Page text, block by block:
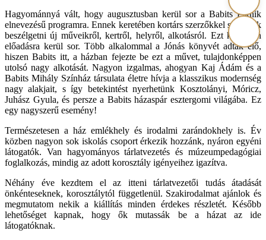
Hagyománnyá vált, hogy augusztusban kerül sor a Babits Piknik
elnevezésű programra. Ennek keretében kortárs szerzőkkel szoktunk
beszélgetni új műveikről, kertről, helyről, alkotásról. Ezt követően
előadásra kerül sor. Több alkalommal a Jónás könyvét adták elő,
hiszen Babits itt, a házban fejezte be ezt a művet, tulajdonképpen
utolsó nagy alkotását. Nagyon izgalmas, ahogyan Kaj Ádám és a
Babits Mihály Színház társulata életre hívja a klasszikus modernség
nagy alakjait, s így betekintést nyerhetünk Kosztolányi, Móricz,
Juhász Gyula, és persze a Babits házaspár esztergomi világába. Ez
egy nagyszerű esemény!
Természetesen a ház emlékhely és irodalmi zarándokhely is. Év
közben nagyon sok iskolás csoport érkezik hozzánk, nyáron egyéni
látogatók. Van hagyományos tárlatvezetés és múzeumpedagógiai
foglalkozás, mindig az adott korosztály igényeihez igazítva.
Néhány éve kezdtem el az itteni tárlatvezetői tudás átadását
önkénteseknek, korosztálytól függetlenül. Szakirodalmat ajánlok és
megmutatom nekik a kiállítás minden érdekes részletét. Később
lehetőséget kapnak, hogy ők mutassák be a házat az ide
látogatóknak.